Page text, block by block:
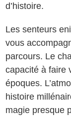
d’histoire.
Les senteurs
vous
parcours. Le
capacité à faire
époques.
histoire
magie presque